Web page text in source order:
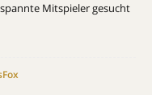
Mitspieler gesucht